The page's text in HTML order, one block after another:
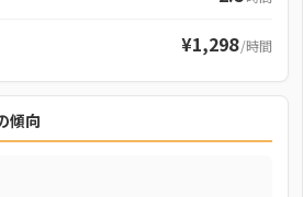
¥1,298/時間
傾向